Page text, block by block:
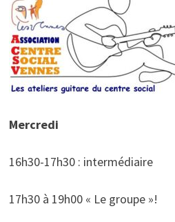
Mercredi
16h30-17h30 : intermédiaire
17h30 à 19h00 « Le groupe »!